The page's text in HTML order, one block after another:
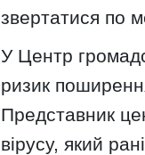
звертатися по
У Центр
ризик
Представник
вірусу, який